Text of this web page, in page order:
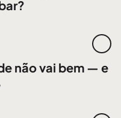
não vai bem — e